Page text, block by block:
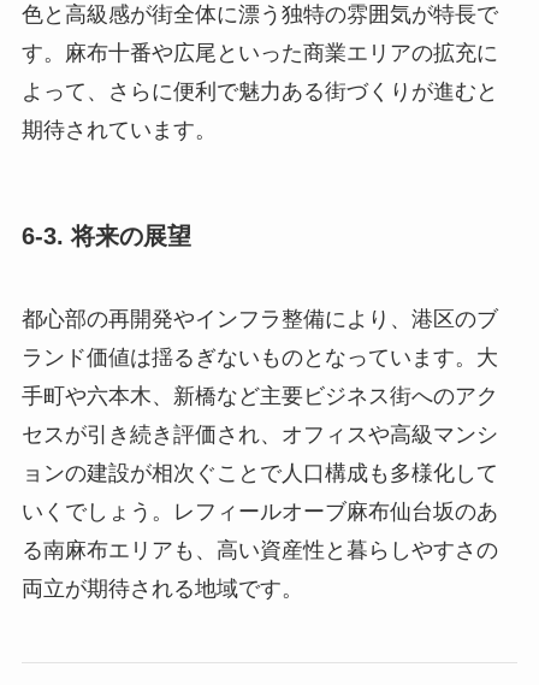
色と高級感が街全体に漂う独特の雰囲気が特長で
す。麻布十番や広尾といった商業エリアの拡充に
よって、さらに便利で魅力ある街づくりが進むと
期待されています。
6-3. 将来の展望
都心部の再開発やインフラ整備により、港区のブ
ランド価値は揺るぎないものとなっています。大
手町や六本木、新橋など主要ビジネス街へのアク
セスが引き続き評価され、オフィスや高級マンシ
ョンの建設が相次ぐことで人口構成も多様化して
いくでしょう。レフィールオーブ麻布仙台坂のあ
る南麻布エリアも、高い資産性と暮らしやすさの
両立が期待される地域です。